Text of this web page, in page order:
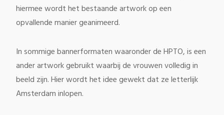
hiermee wordt het bestaande artwork op een
opvallende manier geanimeerd.
In sommige bannerformaten waaronder de HPTO, is een
ander artwork gebruikt waarbij de vrouwen volledig in
beeld zijn. Hier wordt het idee gewekt dat ze letterlijk
Amsterdam inlopen.